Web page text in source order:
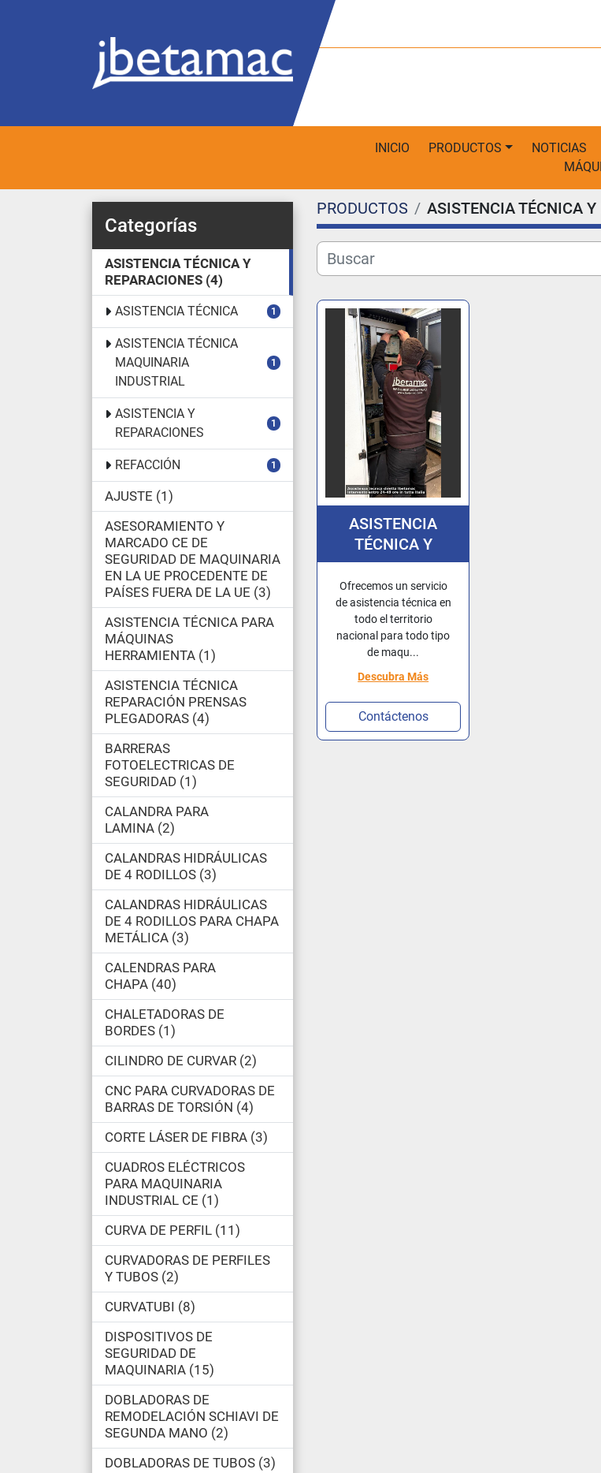
INICIO PRODUCTOS NOTICIAS
Categorías
ASISTENCIA TÉCNICA Y
REPARACIONES 4
ASISTENCIA TÉCNICA 1
ASISTENCIA TÉCNICA
MAQUINARIA
INDUSTRIAL
1
ASISTENCIA Y
REPARACIONES
1
REFACCIÓN 1
AJUSTE 1
ASESORAMIENTO Y
MARCADO CE DE
SEGURIDAD DE MAQUINARIA
EN LA UE PROCEDENTE DE
PAÍSES FUERA DE LA UE 3
ASISTENCIA TÉCNICA PARA
MÁQUINAS
HERRAMIENTA 1
ASISTENCIA TÉCNICA
REPARACIÓN PRENSAS
PLEGADORAS 4
BARRERAS
FOTOELECTRICAS DE
SEGURIDAD 1
CALANDRA PARA
LAMINA 2
CALANDRAS HIDRÁULICAS
DE 4 RODILLOS 3
CALANDRAS HIDRÁULICAS
DE 4 RODILLOS PARA CHAPA
METÁLICA 3
CALENDRAS PARA
CHAPA 40
CHALETADORAS DE
BORDES 1
CILINDRO DE CURVAR 2
CNC PARA CURVADORAS DE
BARRAS DE TORSIÓN 4
CORTE LÁSER DE FIBRA 3
CUADROS ELÉCTRICOS
PARA MAQUINARIA
INDUSTRIAL CE 1
CURVA DE PERFIL 11
CURVADORAS DE PERFILES
Y TUBOS 2
CURVATUBI
8
DISPOSITIVOS DE
SEGURIDAD DE
MAQUINARIA 15
DOBLADORAS DE
REMODELACIÓN SCHIAVI DE
SEGUNDA MANO 2
DOBLADORAS DE TUBOS 3
PRODUCTOS ASISTENCIA TÉCNICA Y
ASISTENCIA
TÉCNICA Y
REPARACIONES
Ofrecemos un servicio
de asistencia técnica en
todo el territorio
nacional para todo tipo
de maqu...
Descubra Más
Contáctenos